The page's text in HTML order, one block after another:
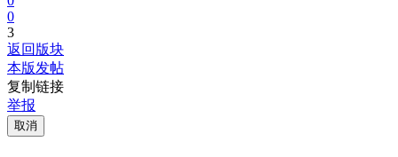
0
3
返回版块
本版发帖
复制链接
举报
取消